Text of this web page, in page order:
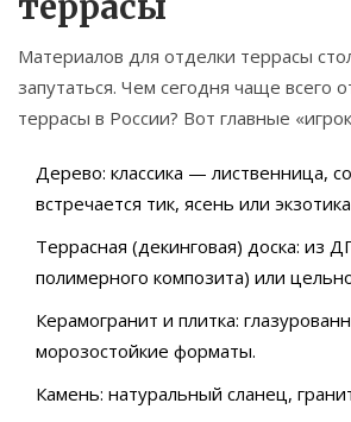
Материалов для отделки террасы
запутаться. Чем сегодня чаще всего
террасы в России? Вот главные
Дерево: классика — лиственница,
встречается тик, ясень или
Террасная (декинговая) доска: из
полимерного композита) или
Керамогранит и плитка:
морозостойкие форматы.
Камень: натуральный сланец,